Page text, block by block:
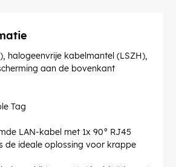
halogeenvrije kabelmantel (LSZH),
aan de bovenkant
Tag
LAN-kabel met 1x 90° RJ45
de ideale oplossing voor krappe